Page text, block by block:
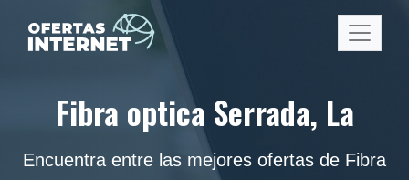
Fibra optica Serrada, La
Encuentra entre las mejores ofertas de Fibra